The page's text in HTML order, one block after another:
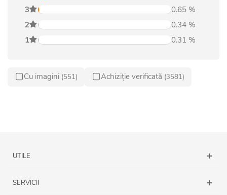
3
0.65 %
2
0.34 %
1
0.31 %
Cu imagini (551) Achiziție verificată (3581)
UTILE
SERVICII